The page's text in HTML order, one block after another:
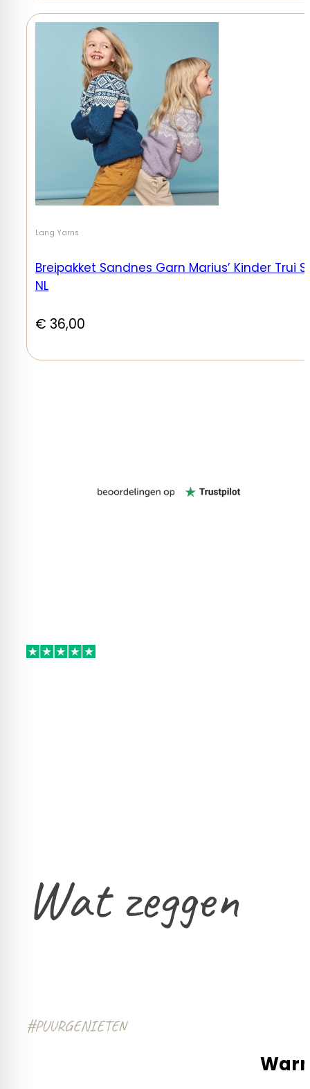
Lang Yarns
Breipakket Sandnes Garn Marius’ Kinder
NL
€ 36,00
Wat zeggen
#PUURGENIETEN